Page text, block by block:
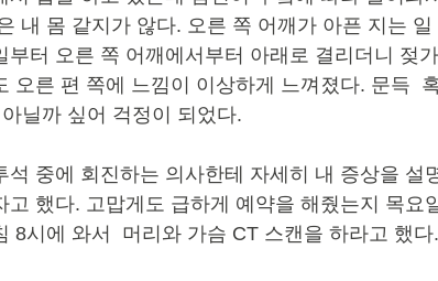
내 몸 같지가 않다. 오른 쪽 어깨가 아픈 지는
부터 오른 쪽 어깨에서부터 아래로 결리더니 젖
오른 편 쪽에 느낌이 이상하게 느껴졌다. 문득
닐까 싶어 걱정이 되었다.
석 중에 회진하는 의사한테 자세히 내 증상을 설
고 했다. 고맙게도 급하게 예약을 해줬는지 목요
8시에 와서  머리와 가슴 CT 스캔을 하라고 했다.